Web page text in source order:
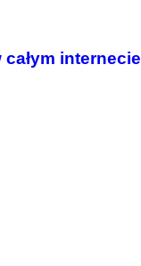
internecie